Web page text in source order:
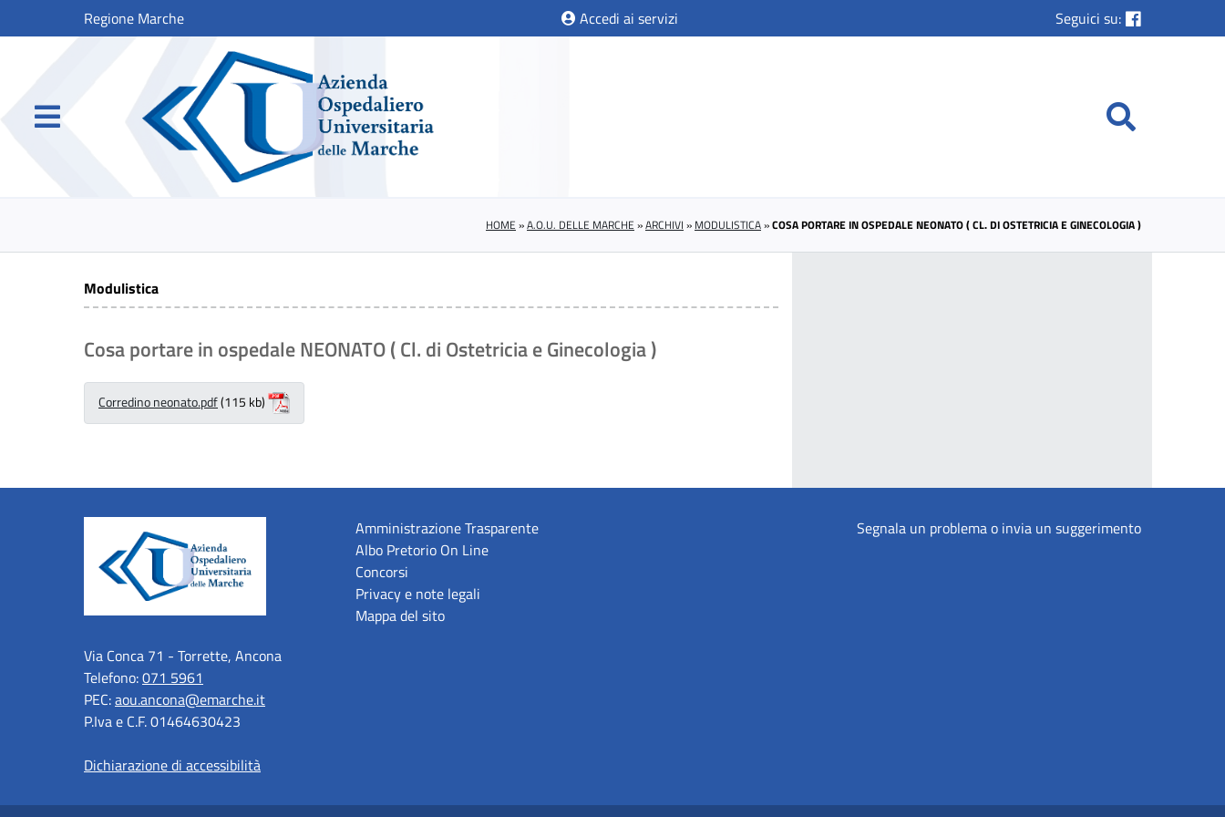
Regione Marche Accedi ai servizi Seguici su:
HOME »A.O.U. DELLE MARCHE »ARCHIVI » MODULISTICA»COSA PORTARE IN OSPEDALE NEONATO ( CL. DI OSTETRICIA E GINECOLOGIA )
Modulistica
Cosa portare in ospedale NEONATO ( Cl. di Ostetricia e Ginecologia )
Corredino neonato.pdf(115 kb)
Via Conca 71 - Torrette, Ancona
Telefono:071 5961
PEC:aou.ancona@emarche.it
P.Iva e C.F. 01464630423
Dichiarazione di accessibilità
Amministrazione Trasparente
Albo Pretorio On Line
Concorsi
Privacy e note legali
Mappa del sito
Segnala un problema o invia un suggerimento